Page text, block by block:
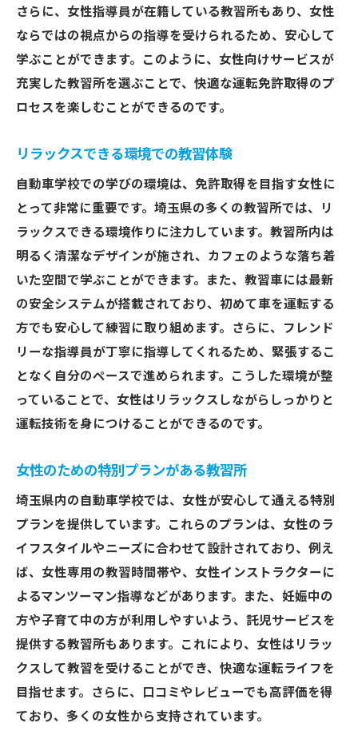
さらに、女性指導員が在籍している教習所もあり、女性
ならではの視点からの指導を受けられるため、安心して
学ぶことができます。このように、女性向けサービスが
充実した教習所を選ぶことで、快適な運転免許取得のプ
ロセスを楽しむことができるのです。
リラックスできる環境での教習体験
自動車学校での学びの環境は、免許取得を目指す女性に
とって非常に重要です。埼玉県の多くの教習所では、リ
ラックスできる環境作りに注力しています。教習所内は
明るく清潔なデザインが施され、カフェのような落ち着
いた空間で学ぶことができます。また、教習車には最新
の安全システムが搭載されており、初めて車を運転する
方でも安心して練習に取り組めます。さらに、フレンド
リーな指導員が丁寧に指導してくれるため、緊張するこ
となく自分のペースで進められます。こうした環境が整
っていることで、女性はリラックスしながらしっかりと
運転技術を身につけることができるのです。
女性のための特別プランがある教習所
埼玉県内の自動車学校では、女性が安心して通える特別
プランを提供しています。これらのプランは、女性のラ
イフスタイルやニーズに合わせて設計されており、例え
ば、女性専用の教習時間帯や、女性インストラクターに
よるマンツーマン指導などがあります。また、妊娠中の
方や子育て中の方が利用しやすいよう、託児サービスを
提供する教習所もあります。これにより、女性はリラッ
クスして教習を受けることができ、快適な運転ライフを
目指せます。さらに、口コミやレビューでも高評価を得
ており、多くの女性から支持されています。